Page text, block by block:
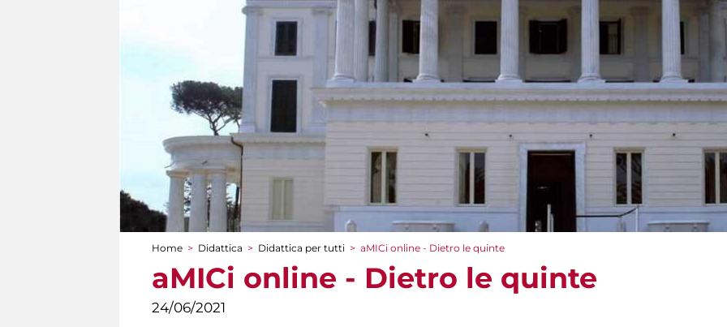
Tu sei qui
Home > Didattica > Didattica per tutti > aMICi online - Dietro le quinte
aMICi online - Dietro le quinte
24/06/2021